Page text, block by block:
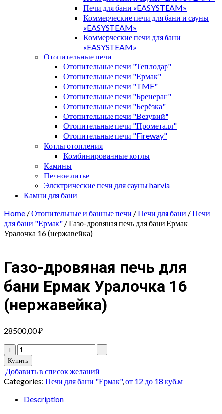
Печи для бани «EASYSTEAM»
Коммерческие печи для бани и сауны
«EASYSTEAM»
Коммерческие печи для бани
«EASYSTEAM»
Отопительные печи
Отопительные печи "Теплодар"
Отопительные печи "Ермак"
Отопительные печи "TMF"
Отопительные печи "Бренеран"
Отопительные печи "Берёзка"
Отопительные печи "Везувий"
Отопительные печи "Прометалл"
Отопительные печи "Fireway"
Котлы отопления
Комбинированные котлы
Камины
Печное литье
Электрические печи для сауны harvia
Камни для бани
Home /Отопительные и банные печи /Печи для бани /Печи
для бани "Ермак" / Газо-дровяная печь для бани Ермак
Уралочка 16 (нержавейка)
Газо-дровяная печь для
бани Ермак Уралочка 16
(нержавейка)
28500,00₽
+
Газо-
дровяная
печь
для
бани
Ермак
-
Купить
Добавить в список желаний
Categories: Печи для бани "Ермак", от 12 до 18 куб.м
Description